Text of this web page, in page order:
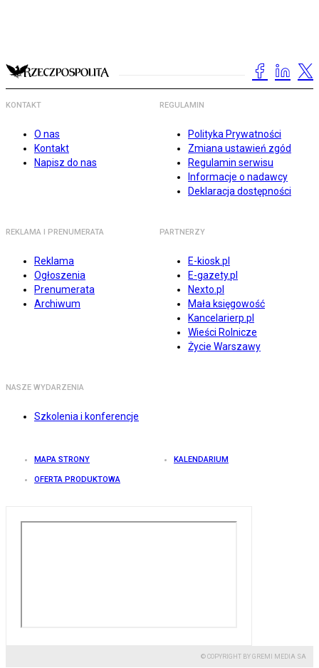
KONTAKT
O nas
Kontakt
Napisz do nas
REGULAMIN
Polityka Prywatności
Zmiana ustawień zgód
Regulamin serwisu
Informacje o nadawcy
Deklaracja dostępności
REKLAMA I PRENUMERATA
Reklama
Ogłoszenia
Prenumerata
Archiwum
PARTNERZY
E-kiosk.pl
E-gazety.pl
Nexto.pl
Mała księgowość
Kancelarierp.pl
Wieści Rolnicze
Życie Warszawy
NASZE WYDARZENIA
Szkolenia i konferencje
MAPA STRONY KALENDARIUM
OFERTA PRODUKTOWA
© COPYRIGHT BY GREMI MEDIA SA